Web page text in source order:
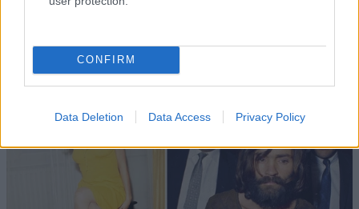
CONFIRM
Data Deletion Data Access Privacy Policy
ΕΛΛΑΔΑ09·08·2026 05:45
Αυγούστου